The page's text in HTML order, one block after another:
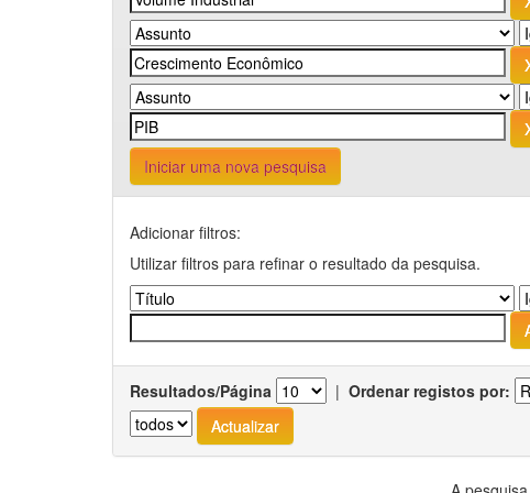
Iniciar uma nova pesquisa
Adicionar filtros:
Utilizar filtros para refinar o resultado da pesquisa.
Resultados/Página | Ordenar registos por: